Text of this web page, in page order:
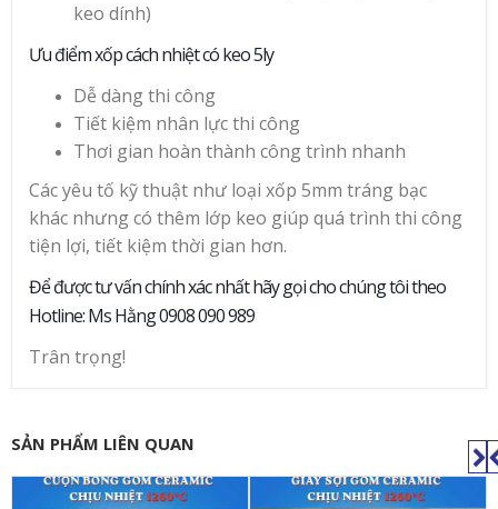
keo dính)
Ưu điểm xốp cách nhiệt có keo 5ly
Dễ dàng thi công
Tiết kiệm nhân lực thi công
Thơi gian hoàn thành công trình nhanh
Các yêu tố kỹ thuật như loại xốp 5mm tráng bạc
khác nhưng có thêm lớp keo giúp quá trình thi công
tiện lợi, tiết kiệm thời gian hơn.
Để được tư vấn chính xác nhất hãy gọi cho chúng tôi theo
Hotline: Ms Hằng 0908 090 989
Trân trọng!
SẢN PHẨM LIÊN QUAN